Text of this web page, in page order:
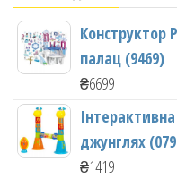
Конструктор
палац (9469)
₴6699
джунглях
₴1419